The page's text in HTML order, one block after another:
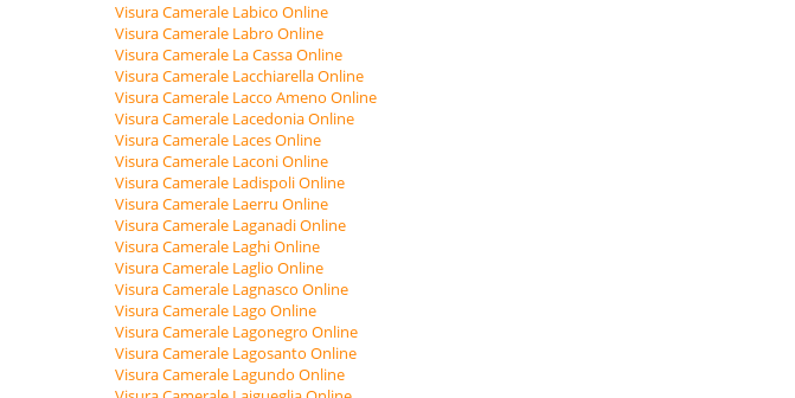
Visura Camerale Labico Online
Visura Camerale Labro Online
Visura Camerale La Cassa Online
Visura Camerale Lacchiarella Online
Visura Camerale Lacco Ameno Online
Visura Camerale Lacedonia Online
Visura Camerale Laces Online
Visura Camerale Laconi Online
Visura Camerale Ladispoli Online
Visura Camerale Laerru Online
Visura Camerale Laganadi Online
Visura Camerale Laghi Online
Visura Camerale Laglio Online
Visura Camerale Lagnasco Online
Visura Camerale Lago Online
Visura Camerale Lagonegro Online
Visura Camerale Lagosanto Online
Visura Camerale Lagundo Online